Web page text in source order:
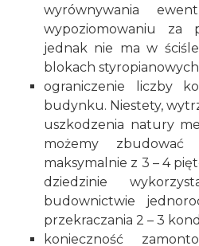
wyrównywania
wypoziomowaniu za
jednak nie ma w
blokach
ograniczenie liczby
budynku. Niestety,
uszkodzenia natury
możemy zbudować
maksymalnie z 3 – 4
dziedzinie
budownictwie
przekraczania 2 – 3
konieczność